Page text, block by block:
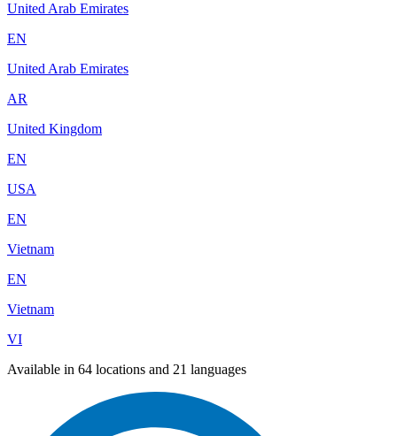
United Arab Emirates
EN
United Arab Emirates
AR
United Kingdom
EN
USA
EN
Vietnam
EN
Vietnam
VI
Available in 64 locations and 21 languages